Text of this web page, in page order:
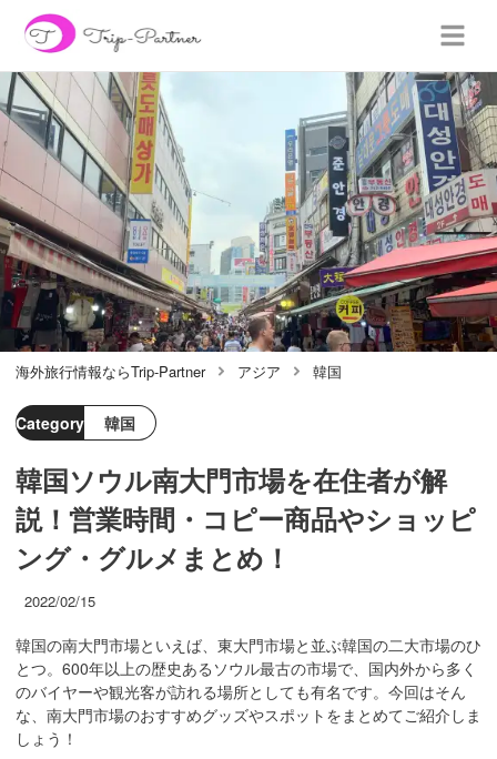
海外旅行情報ならTrip-Partner アジア 韓国
Category 韓国
韓国ソウル南大門市場を在住者が解
説！営業時間・コピー商品やショッピ
ング・グルメまとめ！
2022/02/15
韓国の南大門市場といえば、東大門市場と並ぶ韓国の二大市場のひ
とつ。600年以上の歴史あるソウル最古の市場で、国内外から多く
のバイヤーや観光客が訪れる場所としても有名です。今回はそん
な、南大門市場のおすすめグッズやスポットをまとめてご紹介しま
しょう！